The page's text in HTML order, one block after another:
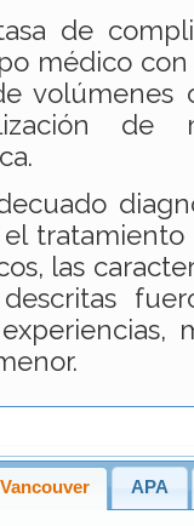
de
médico
volúmenes
de
las
Vancouver APA